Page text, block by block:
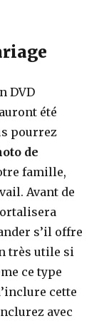
DVD
été
pourrez
de
famille,
Avant de
s’il offre
très utile si
ce type
cette
avec